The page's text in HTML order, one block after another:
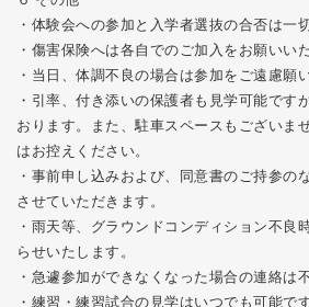
・体験会への参加と入学者選抜の合否は一
・傷害保険へは各自でのご加入をお願いい
・当日、体調不良の場合は参加をご遠慮願
・引率、付き添いの保護者も見学可能です
おります。また、駐車スペースもございま
はお控えください。
・事前申し込みおよび、同意書のご持参の
させていただきます。
・雨天等、グラウンドコンディション不良
らせいたします。
・急遽参加ができなくなった場合の連絡は
・練習・練習試合の見学はいつでも可能で